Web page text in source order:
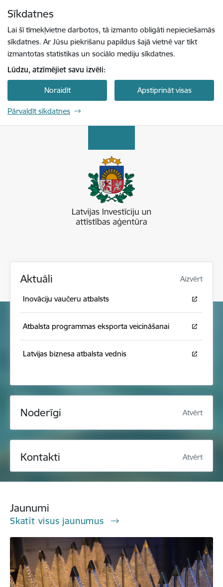
Sīkdatnes
Lai šī tīmekļvietne darbotos, tā izmanto obligāti nepieciešamās
sīkdatnes. Ar Jūsu piekrišanu papildus šajā vietnē var tikt
izmantotas statistikas un sociālo mediju sīkdatnes.
Lūdzu, atzīmējiet savu izvēli:
Noraidīt Apstiprināt visas
Pārvaldīt sīkdatnes
Aktuāli Aizvērt
Inovāciju vaučeru atbalsts
Atbalsta programmas eksporta veicināšanai
Latvijas biznesa atbalsta vednis
Noderīgi Atvērt
Kontakti Atvērt
Jaunumi
Skatīt visus jaunumus